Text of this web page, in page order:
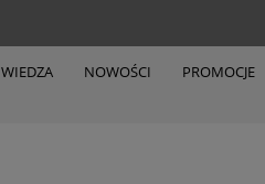
WIEDZA NOWOŚCI PROMOCJE